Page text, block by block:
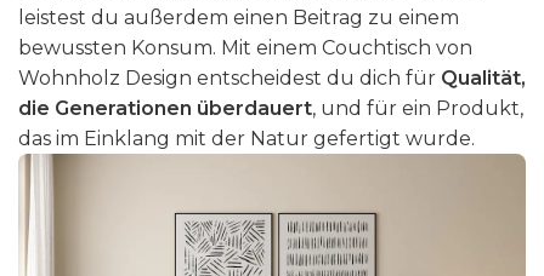
leistest du außerdem einen Beitrag zu einem
bewussten Konsum. Mit einem Couchtisch von
Wohnholz Design entscheidest du dich für Qualität,
die Generationen überdauert, und für ein Produkt,
das im Einklang mit der Natur gefertigt wurde.